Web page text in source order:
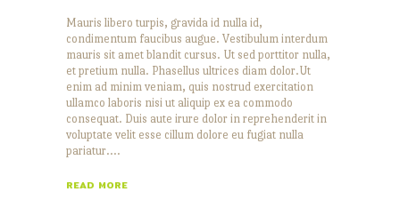
Mauris libero turpis, gravida id nulla id,
condimentum faucibus augue. Vestibulum interdum
mauris sit amet blandit cursus. Ut sed porttitor nulla,
et pretium nulla. Phasellus ultrices diam dolor.Ut
enim ad minim veniam, quis nostrud exercitation
ullamco laboris nisi ut aliquip ex ea commodo
consequat. Duis aute irure dolor in reprehenderit in
voluptate velit esse cillum dolore eu fugiat nulla
pariatur.…
READ MORE